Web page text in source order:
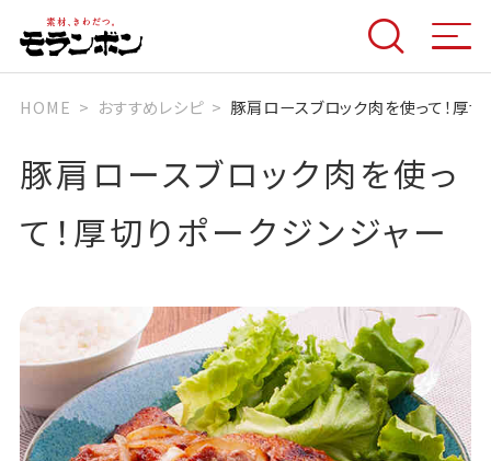
HOME おすすめレシピ 豚肩ロースブロック肉を使って！厚
豚肩ロースブロック肉を使っ
て！厚切りポークジンジャー